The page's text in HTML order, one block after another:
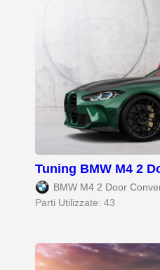
Tuning BMW M4 2
BMW M4 2 Door
Parti Utilizzate: 43